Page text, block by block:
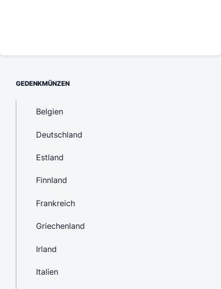
GEDENKMÜNZEN
Belgien
Deutschland
Estland
Finnland
Frankreich
Griechenland
Irland
Italien